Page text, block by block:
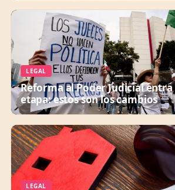
LEGAL
Reforma al Poder Judicial
etapa: estos son los cambios
LEGAL